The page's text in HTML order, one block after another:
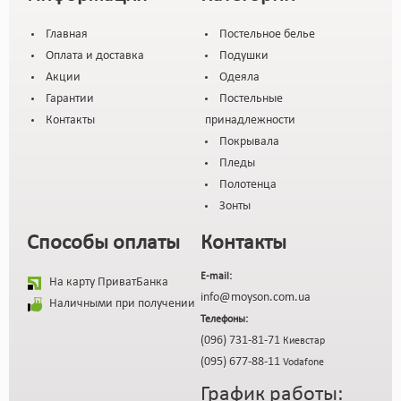
Главная
Оплата и доставка
Акции
Гарантии
Контакты
Постельное белье
Подушки
Одеяла
Постельные
принадлежности
Покрывала
Пледы
Полотенца
Зонты
Способы оплаты
На карту ПриватБанка
Наличными при получении
Контакты
E-mail:
info@moyson.com.ua
Телефоны:
(096) 731-81-71 Киевстар
(095) 677-88-11 Vodafone
График работы: